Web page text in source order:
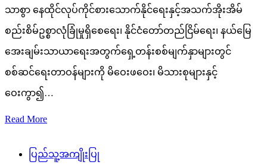
သာစွာ နေထိုင်လုပ်ကိုင်စားသောက်နိုင်ရေးနှင့်အသက်အိုးအိမ်
စည်းစိမ်ဥစ္စာလုံခြုံမှုရှိစေရေး၊ နိုင်ငံတော်တည်ငြိမ်ရေး၊ နယ်မြေ
အေးချမ်းသာယာရေးအတွက်ရှေ့တန်းစစ်မျက်နှာများတွင်
စစ်ဆင်ရေးတာဝန်များကို မိဝေးဖဝေး၊ မိသားစုများနှင့်
ဝေးကွာ၍…
Read More
ပြည်သူ့အကျိုးပြု